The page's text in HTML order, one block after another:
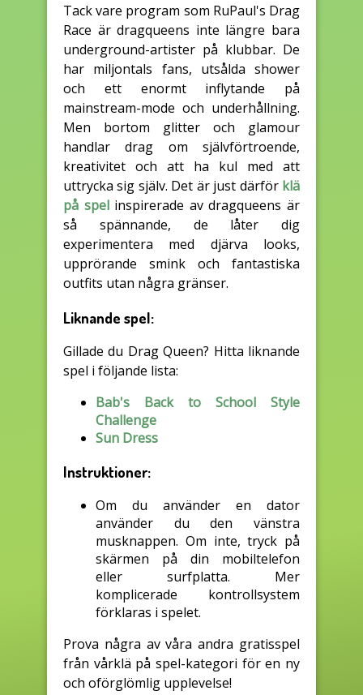
Tack vare program som RuPaul's Drag
Race är dragqueens inte längre bara
underground-artister på klubbar. De
har miljontals fans, utsålda shower
och ett enormt inflytande på
mainstream-mode och underhållning.
Men bortom glitter och glamour
handlar drag om självförtroende,
kreativitet och att ha kul med att
uttrycka sig själv. Det är just därför klä
på spelinspirerade av dragqueens är
så spännande, de låter dig
experimentera med djärva looks,
upprörande smink och fantastiska
outfits utan några gränser.
Liknande spel:
Gillade du Drag Queen? Hitta liknande
spel i följande lista:
Bab's Back to School Style
Challenge
Sun Dress
Instruktioner:
Om du använder en dator
använder du den vänstra
musknappen. Om inte, tryck på
skärmen på din mobiltelefon
eller surfplatta. Mer
komplicerade kontrollsystem
förklaras i spelet.
Prova några av våra andra gratisspel
från vårklä på spel-kategori för en ny
och oförglömlig upplevelse!